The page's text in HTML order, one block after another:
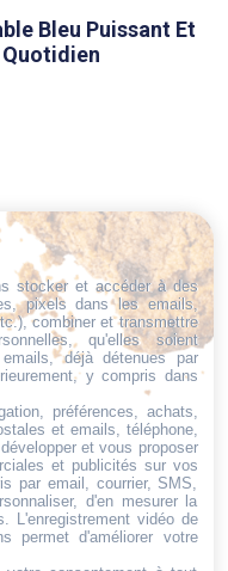
Bleu Puissant Et
ce qu'il vous faut,
au bon endroit
stocker et accéder à des
pixels dans les emails,
combiner et transmettre
qu'elles soient
déjà détenues par
y compris dans
préférences, achats,
et emails, téléphone,
et vous proposer
et publicités sur vos
par email, courrier, SMS,
d'en mesurer la
L'enregistrement vidéo de
permet d'améliorer votre